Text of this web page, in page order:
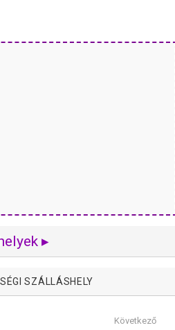
▸
SZÁLLÁSHELY
Következő